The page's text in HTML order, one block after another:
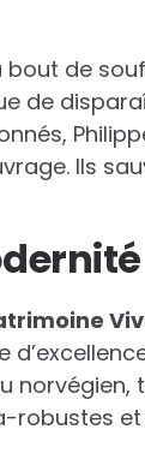
bout de
de
Ils
norvégien,
robustes